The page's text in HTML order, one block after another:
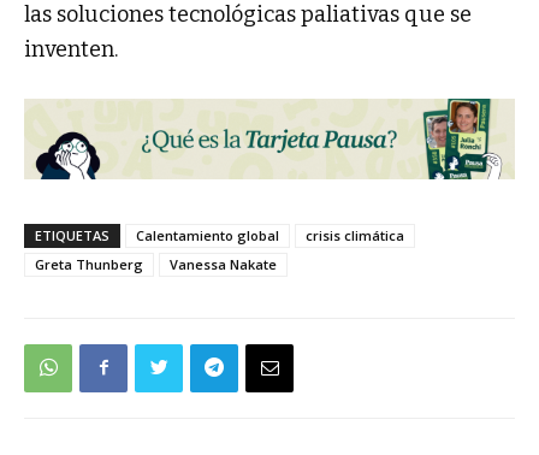
las soluciones tecnológicas paliativas que se
inventen.
ETIQUETAS Calentamiento global
crisis climática
Greta Thunberg
Vanessa Nakate